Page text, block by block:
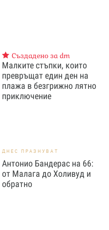
Създадено за dm
Малките стъпки, които
превръщат един ден на
плажа в безгрижно лятно
приключение
ДНЕС ПРАЗНУВАТ
Антонио Бандерас на 66:
от Малага до Холивуд и
обратно